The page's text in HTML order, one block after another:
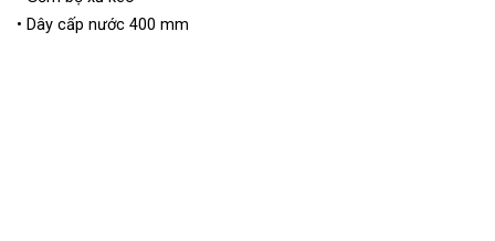
• Dây cấp nước 400 mm